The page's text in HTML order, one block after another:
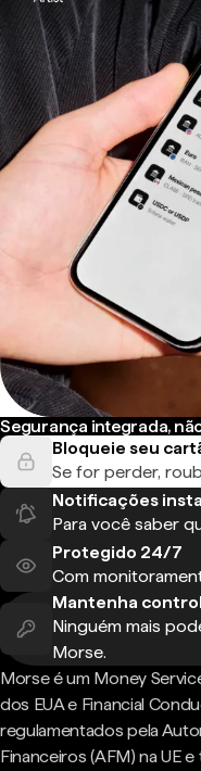
Segurança integrada,
Bloqueie seu
Se for perder,
Notificações
Para você saber
Protegido 24/7
Com
Mantenha
Ninguém mais
Morse.
Morse é um Money
dos EUA e Financial
regulamentados pela
Financeiros (AFM) na UE